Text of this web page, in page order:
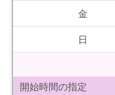
金
日
開始時間の指定